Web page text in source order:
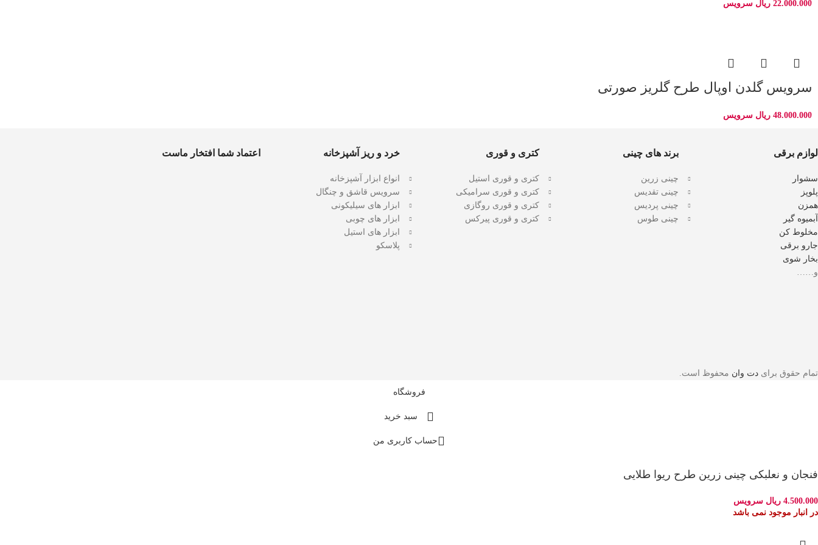
22.000.000 ریال سرویس
سرویس گلدن اوپال طرح گلریز صورتی
48.000.000 ریال سرویس
لوازم برقی
سشوار
پلوپز
همزن
آبمیوه گیر
مخلوط کن
جارو برقی
بخار شوی
و……
برند های چینی
چینی زرین
چینی تقدیس
چینی پردیس
چینی طوس
کتری و قوری
کتری و قوری استیل
کتری و قوری سرامیکی
کتری و قوری روگازی
کتری و قوری پیرکس
خرد و ریز آشپزخانه
انواع ابزار آشپزخانه
سرویس قاشق و چنگال
ابزار های سیلیکونی
ابزار های چوبی
ابزار های استیل
پلاسکو
اعتماد شما افتخار ماست
تمام حقوق برای دت وان محفوظ است.
فروشگاه
سبد خرید
حساب کاربری من
فنجان و نعلبکی چینی زرین طرح ریوا طلایی
4.500.000 ریال سرویس
در انبار موجود نمی باشد